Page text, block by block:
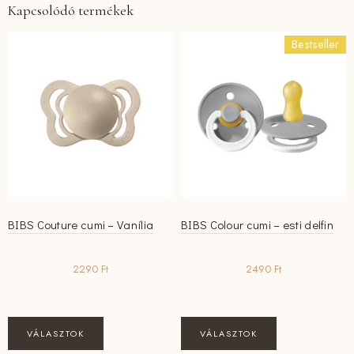
Kapcsolódó termékek
BIBS Couture cumi – Vanília
2290 Ft
VÁLASZTOK
a
Bestseller
BIBS Colour cumi – esti delfin
2490 Ft
VÁLASZTOK
a